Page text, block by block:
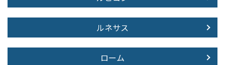
ルネサス
ローム